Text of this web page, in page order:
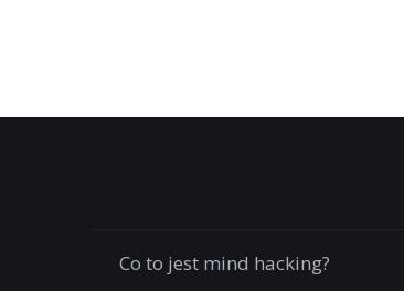
Co to jest mind hacking?